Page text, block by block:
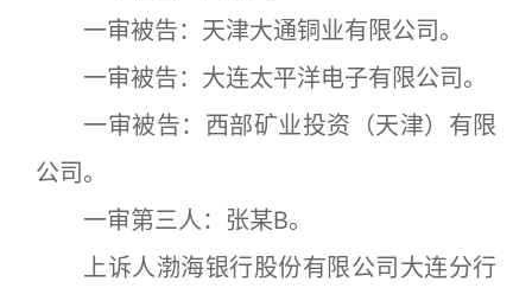
一审被告：天津大通铜业有限公司。
一审被告：大连太平洋电子有限公司。
一审被告：西部矿业投资（天津）有限
公司。
一审第三人：张某B。
上诉人渤海银行股份有限公司大连分行